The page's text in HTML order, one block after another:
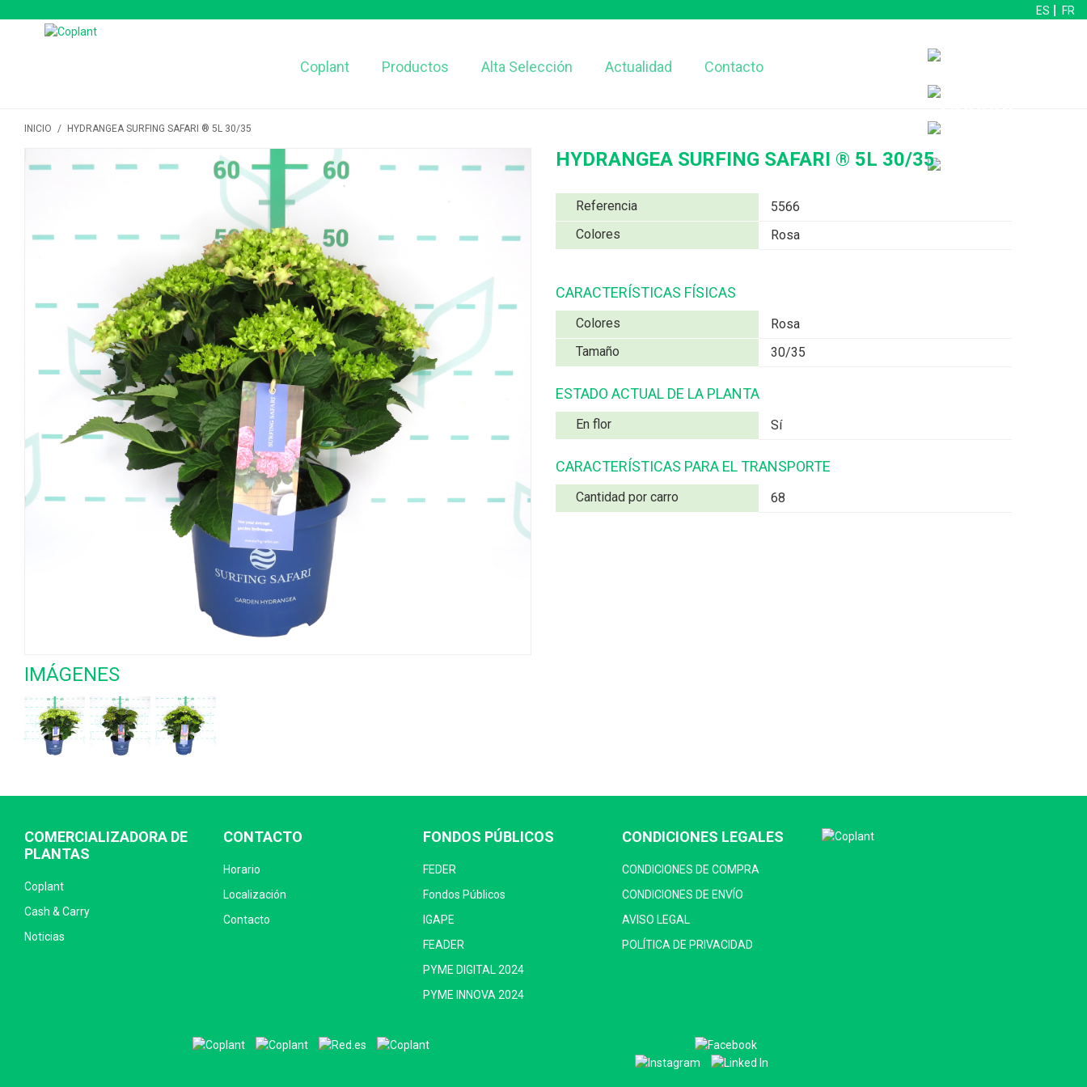
ES FR
Coplant Productos Alta Selección Actualidad Contacto
INICIO / HYDRANGEA SURFING SAFARI ® 5L 30/35
IMÁGENES
HYDRANGEA SURFING SAFARI ® 5L 30/35
Referencia
5566
Colores
Rosa
CARACTERÍSTICAS FÍSICAS
Colores
Rosa
Tamaño
30/35
ESTADO ACTUAL DE LA PLANTA
En flor Sí
CARACTERÍSTICAS PARA EL TRANSPORTE
Cantidad por carro 68
COMERCIALIZADORA DE
PLANTAS
Coplant
Cash & Carry
Noticias
CONTACTO
Horario
Localización
Contacto
FONDOS PÚBLICOS
FEDER
Fondos Públicos
IGAPE
FEADER
PYME DIGITAL 2024
PYME INNOVA 2024
CONDICIONES LEGALES
CONDICIONES DE COMPRA
CONDICIONES DE ENVÍO
AVISO LEGAL
POLÍTICA DE PRIVACIDAD